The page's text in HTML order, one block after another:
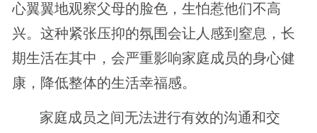
心翼翼地观察父母的脸色，生怕惹他们不高
兴。这种紧张压抑的氛围会让人感到窒息，长
期生活在其中，会严重影响家庭成员的身心健
康，降低整体的生活幸福感。
家庭成员之间无法进行有效的沟通和交